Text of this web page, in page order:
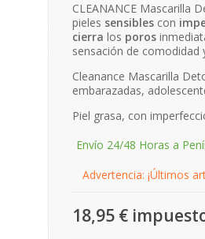
CLEANANCE Mascarilla
pieles sensibles con
cierra los poros
sensación de comodidad
Cleanance Mascarilla
embarazadas,
Piel grasa, con
Envío 24/48 Horas a
Advertencia: ¡Últimos
18,95 €